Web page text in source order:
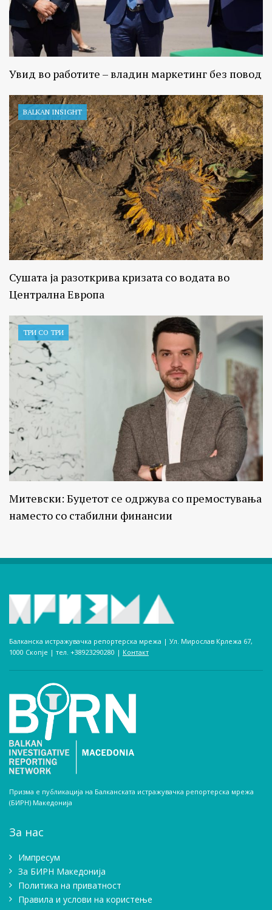
Увид во работите – владин маркетинг без повод
BALKAN INSIGHT
Сушата ја разоткрива кризата со водата во
Централна Европа
ТРИ СО ТРИ
Митевски: Буџетот се одржува со премостувања
наместо со стабилни финансии
Балканска истражувачка репортерска мрежа | Ул. Мирослав Крлежа 67,
1000 Скопје | тел. +38923290280­ | Контакт
Призма е публикација на Балканската истражувачка репортерска мрежа
(БИРН) Македонија
За нас
Импресум
Зa БИРН Македонија
Политика на приватност
Правила и услови на користење